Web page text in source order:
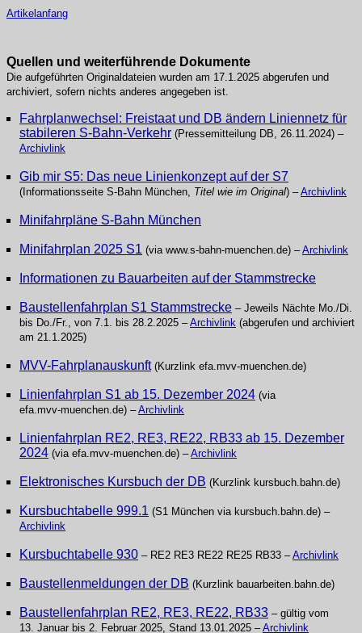
Artikelanfang
Quellen und weiterführende Dokumente
Die aufgeführten Originaldateien wurden am 17.1.2025 abgerufen und
archiviert, sofern nichts anderes angegeben ist.
Fahrplanwechsel: Freistaat und DB ändern Liniennetz für
stabileren S‑Bahn-Verkehr (Pressemitteilung DB, 26.11.2024) –
Archivlink
Gib mir S5: Das neue Linienkonzept auf der S7
(Informationsseite S‑Bahn München, Titel wie im Original) –Archivlink
Minifahrpläne S‑Bahn München
Minifahrplan 2025 S1 (via www.s‑bahn‑muenchen.de) –Archivlink
Informationen zu Bauarbeiten auf der Stammstrecke
Baustellenfahrplan S1 Stammstrecke – Jeweils Nächte Mo./Di.
bis Do./Fr., von 7.1. bis 28.2.2025 –Archivlink (abgerufen und archiviert
am 21.1.2025)
MVV-Fahrplanauskunft (Kurzlink efa.mvv‑muenchen.de)
Linienfahrplan S1 ab 15. Dezember 2024 (via
efa.mvv‑muenchen.de) –Archivlink
Linienfahrplan RE2, RE3, RE22, RB33 ab 15. Dezember
2024 (via efa.mvv‑muenchen.de) –Archivlink
Elektronisches Kursbuch der DB (Kurzlink kursbuch.bahn.de)
Kursbuchtabelle 999.1 (S1 München via kursbuch.bahn.de) –
Archivlink
Kursbuchtabelle 930 – RE2 RE3 RE22 RE25 RB33 –Archivlink
Baustellenmeldungen der DB (Kurzlink bauarbeiten.bahn.de)
Baustellenfahrplan RE2, RE3, RE22, RB33 – gültig vom
13. Januar bis 2. Februar 2025, Stand 13.01.2025 –Archivlink